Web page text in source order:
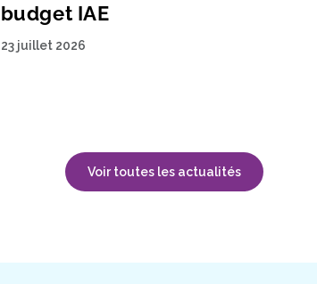
budget IAE
23 juillet 2026
Voir toutes les actualités